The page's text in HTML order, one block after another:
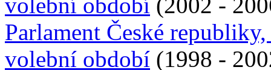
Parlament České
volební období (1998 -